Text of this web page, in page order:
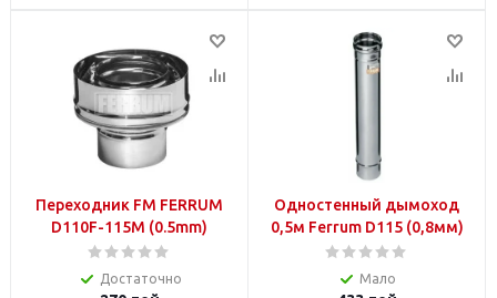
Переходник FM FERRUM
D110F-115M (0.5mm)
Достаточно
Одностенный дымоход
0,5м Ferrum D115 (0,8мм)
Мало